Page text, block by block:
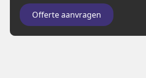
Offerte aanvragen